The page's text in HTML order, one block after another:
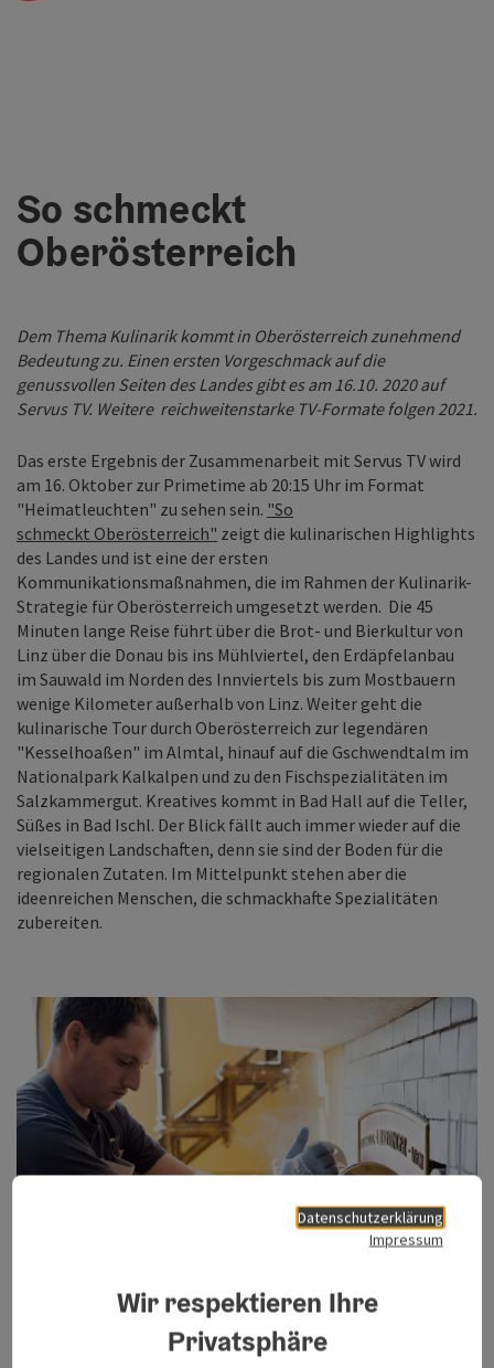
So schmeckt
Oberösterreich
Dem Thema Kulinarik kommt in Oberösterreich zunehmend
Bedeutung zu. Einen ersten Vorgeschmack auf die
genussvollen Seiten des Landes gibt es am 16.10. 2020 auf
Servus TV. Weitere reichweitenstarke TV-Formate folgen 2021.
Das erste Ergebnis der Zusammenarbeit mit Servus TV wird
am 16. Oktober zur Primetime ab 20:15 Uhr im Format
"Heimatleuchten" zu sehen sein. "So
schmeckt Oberösterreich" zeigt die kulinarischen Highlights
des Landes und ist eine der ersten
Kommunikationsmaßnahmen, die im Rahmen der Kulinarik-
Strategie für Oberösterreich umgesetzt werden. Die 45
Minuten lange Reise führt über die Brot- und Bierkultur von
Linz über die Donau bis ins Mühlviertel, den Erdäpfelanbau
im Sauwald im Norden des Innviertels bis zum Mostbauern
wenige Kilometer außerhalb von Linz. Weiter geht die
kulinarische Tour durch Oberösterreich zur legendären
"Kesselhoaßen" im Almtal, hinauf auf die Gschwendtalm im
Nationalpark Kalkalpen und zu den Fischspezialitäten im
Salzkammergut. Kreatives kommt in Bad Hall auf die Teller,
Süßes in Bad Ischl. Der Blick fällt auch immer wieder auf die
vielseitigen Landschaften, denn sie sind der Boden für die
regionalen Zutaten. Im Mittelpunkt stehen aber die
ideenreichen Menschen, die schmackhafte Spezialitäten
zubereiten.
vorheriges Element
nächstes Element
Kooperationsangebot
Datenschutzerklärung
Impressum
Wir respektieren Ihre
Privatsphäre